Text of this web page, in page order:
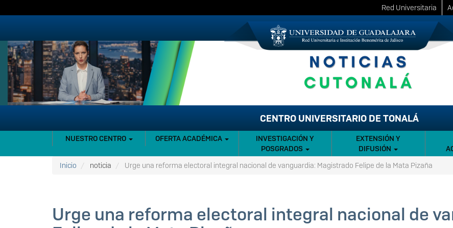
al
Red Universitaria
CENTRO UNIVERSITARIO DE TONALÁ
NAVEGACIÓN
PRINCIPAL
NUESTRO CENTRO OFERTA ACADÉMICA
INVESTIGACIÓN Y
POSGRADOS
EXTENSIÓN Y
DIFUSIÓN
Inicio
noticia Urge una reforma electoral integral nacional de vanguardia: Magistrado Felipe de la Mata Pizaña
Urge una reforma electoral integral nacional de